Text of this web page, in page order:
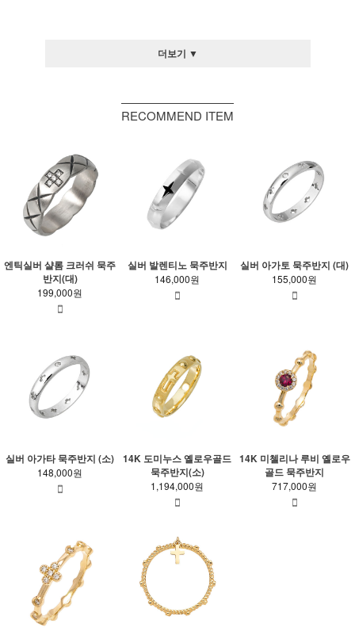
더보기 ▼
RECOMMEND ITEM
엔틱실버 샬롬 크러쉬 묵주
반지(대)
199,000원
실버 발렌티노 묵주반지
146,000원
실버 아가토 묵주반지 (대)
155,000원
실버 아가타 묵주반지 (소)
148,000원
14K 도미누스 옐로우골드
묵주반지(소)
1,194,000원
14K 미첼리나 루비 옐로우
골드 묵주반지
717,000원